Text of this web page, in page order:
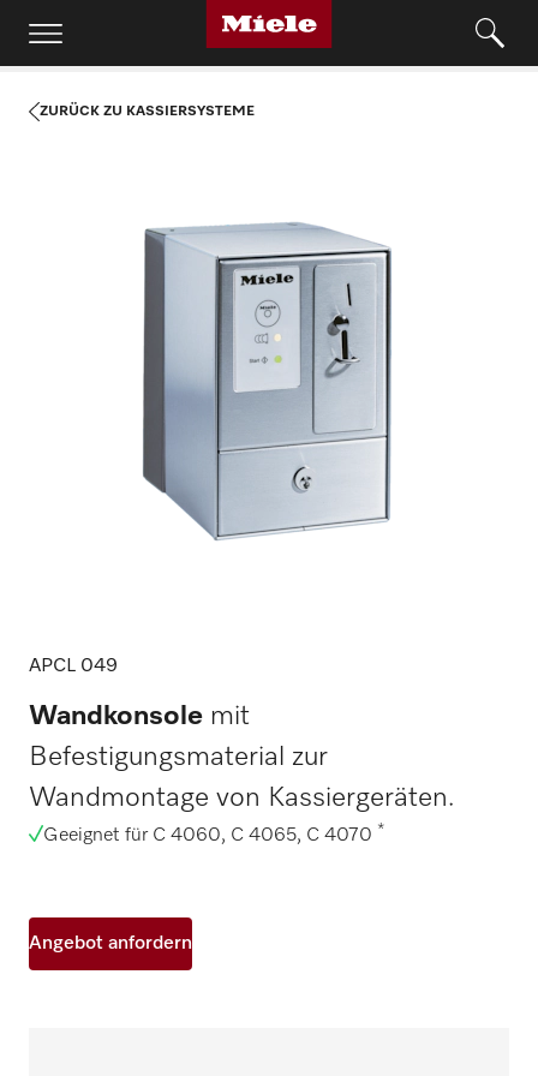
ZURÜCK ZU KASSIERSYSTEME
APCL 049
Wandkonsole mit
Befestigungsmaterial zur
Wandmontage von Kassiergeräten.
Geeignet für C 4060, C 4065, C 4070 *
Angebot anfordern